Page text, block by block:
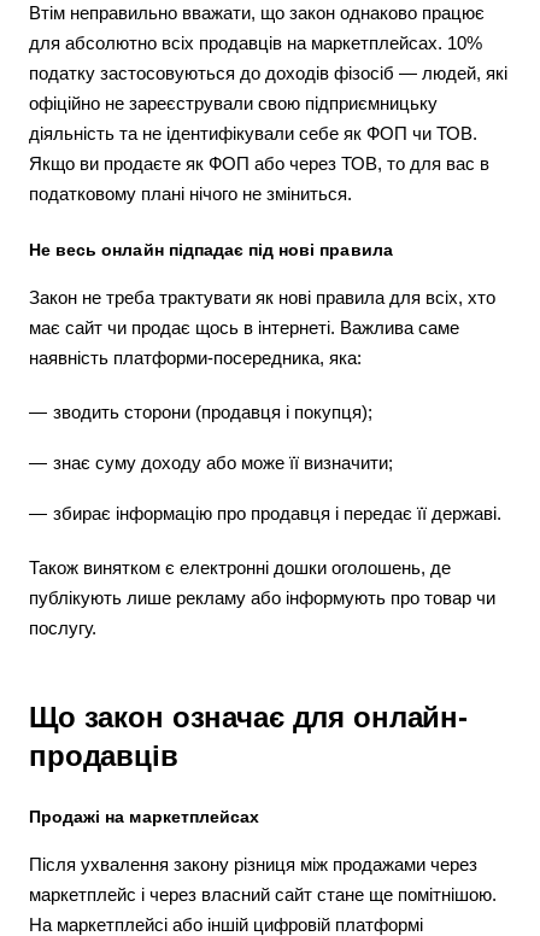
Втім неправильно вважати, що закон однаково працює
для абсолютно всіх продавців на маркетплейсах. 10%
податку застосовуються до доходів фізосіб — людей, які
офіційно не зареєстрували свою підприємницьку
діяльність та не ідентифікували себе як ФОП чи ТОВ.
Якщо ви продаєте як ФОП або через ТОВ, то для вас в
податковому плані нічого не зміниться.
Не весь онлайн підпадає під нові правила
Закон не треба трактувати як нові правила для всіх, хто
має сайт чи продає щось в інтернеті. Важлива саме
наявність платформи-посередника, яка:
зводить сторони (продавця і покупця);
знає суму доходу або може її визначити;
збирає інформацію про продавця і передає її державі.
Також винятком є електронні дошки оголошень, де
публікують лише рекламу або інформують про товар чи
послугу.
Що закон означає для онлайн-
продавців
Продажі на маркетплейсах
Після ухвалення закону різниця між продажами через
маркетплейс і через власний сайт стане ще помітнішою.
На маркетплейсі або іншій цифровій платформі